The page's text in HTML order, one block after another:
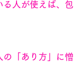
る人が使えば、
の「あり方」に